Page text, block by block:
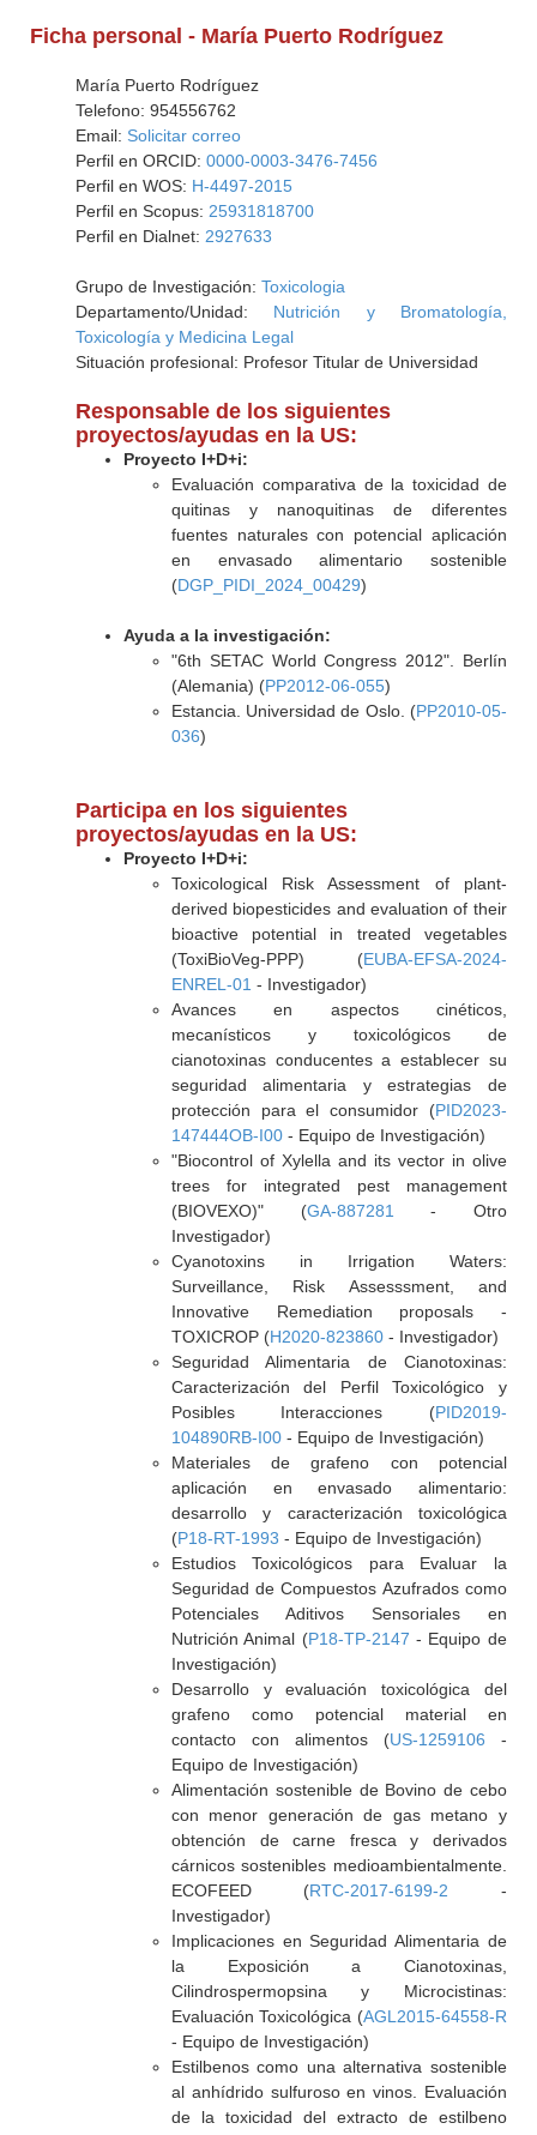
Ficha personal - María Puerto Rodríguez
María Puerto Rodríguez
Telefono: 954556762
Email: Solicitar correo
Perfil en ORCID: 0000-0003-3476-7456
Perfil en WOS: H-4497-2015
Perfil en Scopus: 25931818700
Perfil en Dialnet: 2927633
Grupo de Investigación: Toxicologia
Departamento/Unidad: Nutrición y Bromatología,
Toxicología y Medicina Legal
Situación profesional: Profesor Titular de Universidad
Responsable de los siguientes
proyectos/ayudas en la US:
Proyecto I+D+i:
Evaluación comparativa de la toxicidad de
quitinas y nanoquitinas de diferentes
fuentes naturales con potencial aplicación
en envasado alimentario sostenible
(DGP_PIDI_2024_00429)
Ayuda a la investigación:
"6th SETAC World Congress 2012". Berlín
(Alemania) (PP2012-06-055)
Estancia. Universidad de Oslo. (PP2010-05-
036)
Participa en los siguientes
proyectos/ayudas en la US:
Proyecto I+D+i:
Toxicological Risk Assessment of plant-
derived biopesticides and evaluation of their
bioactive potential in treated vegetables
(ToxiBioVeg-PPP) (EUBA-EFSA-2024-
ENREL-01 - Investigador)
Avances en aspectos cinéticos,
mecanísticos y toxicológicos de
cianotoxinas conducentes a establecer su
seguridad alimentaria y estrategias de
protección para el consumidor (PID2023-
147444OB-I00- Equipo de Investigación)
"Biocontrol of Xylella and its vector in olive
trees for integrated pest management
(BIOVEXO)" (GA-887281
- Otro
Investigador)
Cyanotoxins in Irrigation Waters:
Surveillance, Risk Assesssment, and
Innovative Remediation proposals -
TOXICROP (H2020-823860- Investigador)
Seguridad Alimentaria de Cianotoxinas:
Caracterización del Perfil Toxicológico y
Posibles Interacciones (PID2019-
104890RB-I00- Equipo de Investigación)
Materiales de grafeno con potencial
aplicación en envasado alimentario:
desarrollo y caracterización toxicológica
(P18-RT-1993 - Equipo de Investigación)
Estudios Toxicológicos para Evaluar la
Seguridad de Compuestos Azufrados como
Potenciales Aditivos Sensoriales en
Nutrición Animal (P18-TP-2147 - Equipo de
Investigación)
Desarrollo y evaluación toxicológica del
grafeno como potencial material en
contacto con alimentos (US-1259106 -
Equipo de Investigación)
Alimentación sostenible de Bovino de cebo
con menor generación de gas metano y
obtención de carne fresca y derivados
cárnicos sostenibles medioambientalmente.
ECOFEED (RTC-2017-6199-2 -
Investigador)
Implicaciones en Seguridad Alimentaria de
la Exposición a Cianotoxinas,
Cilindrospermopsina y Microcistinas:
Evaluación Toxicológica (AGL2015-64558-R
- Equipo de Investigación)
Estilbenos como una alternativa sostenible
al anhídrido sulfuroso en vinos. Evaluación
de la toxicidad del extracto de estilbeno